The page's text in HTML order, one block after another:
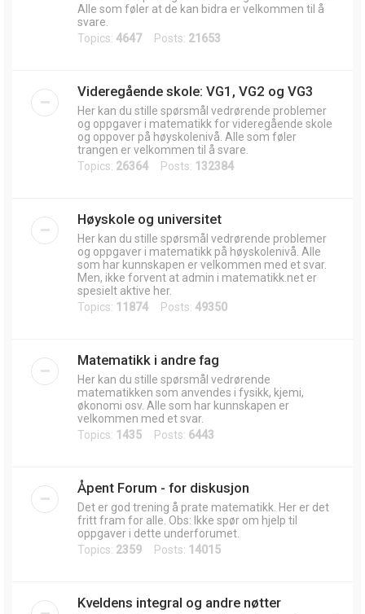
Alle som føler at de kan bidra er velkommen til å
svare.
Topics: 4647Posts: 21653
Videregående skole: VG1, VG2 og VG3
Her kan du stille spørsmål vedrørende problemer
og oppgaver i matematikk for videregående skole
og oppover på høyskolenivå. Alle som føler
trangen er velkommen til å svare.
Topics: 26364 Posts: 132384
Høyskole og universitet
Her kan du stille spørsmål vedrørende problemer
og oppgaver i matematikk på høyskolenivå. Alle
som har kunnskapen er velkommen med et svar.
Men, ikke forvent at admin i matematikk.net er
spesielt aktive her.
Topics: 11874 Posts: 49350
Matematikk i andre fag
Her kan du stille spørsmål vedrørende
matematikken som anvendes i fysikk, kjemi,
økonomi osv. Alle som har kunnskapen er
velkommen med et svar.
Topics: 1435 Posts: 6443
Åpent Forum - for diskusjon
Det er god trening å prate matematikk. Her er det
fritt fram for alle. Obs: Ikke spør om hjelp til
oppgaver i dette underforumet.
Topics: 2359 Posts: 14015
Kveldens integral og andre nøtter